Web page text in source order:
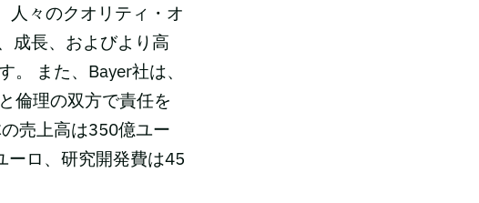
人々のクオリティ・オ
成長、およびより高
また、Bayer社は、
倫理の双方で責任を
売上高は350億ユー
ーロ、研究開発費は45